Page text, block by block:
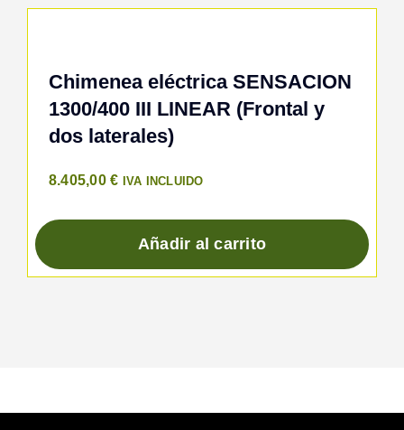
Chimenea eléctrica SENSACION
1300/400 III LINEAR (Frontal y
dos laterales)
8.405,00€ IVA INCLUIDO
Añadir al carrito